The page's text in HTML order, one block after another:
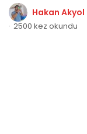
Hakan Akyol
2500 kez okundu